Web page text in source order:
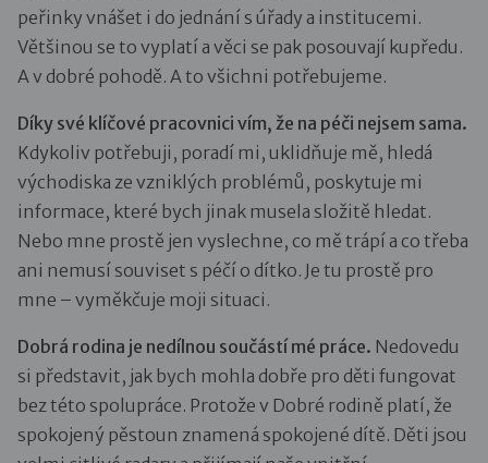
peřinky vnášet i do jednání s úřady a institucemi.
Většinou se to vyplatí a věci se pak posouvají kupředu.
A v dobré pohodě. A to všichni potřebujeme.
Díky své klíčové pracovnici vím, že na péči nejsem sama.
Kdykoliv potřebuji, poradí mi, uklidňuje mě, hledá
východiska ze vzniklých problémů, poskytuje mi
informace, které bych jinak musela složitě hledat.
Nebo mne prostě jen vyslechne, co mě trápí a co třeba
ani nemusí souviset s péčí o dítko. Je tu prostě pro
mne – vyměkčuje moji situaci.
Dobrá rodina je nedílnou součástí mé práce. Nedovedu
si představit, jak bych mohla dobře pro děti fungovat
bez této spolupráce. Protože v Dobré rodině platí, že
spokojený pěstoun znamená spokojené dítě. Děti jsou